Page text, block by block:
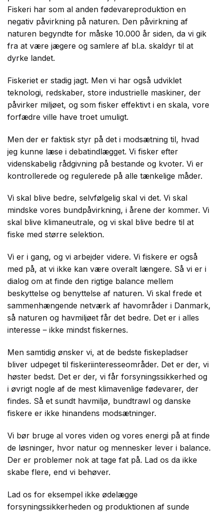
Fiskeri har som al anden fødevareproduktion en
negativ påvirkning på naturen. Den påvirkning af
naturen begyndte for måske 10.000 år siden, da vi gik
fra at være jægere og samlere af bl.a. skaldyr til at
dyrke landet.
Fiskeriet er stadig jagt. Men vi har også udviklet
teknologi, redskaber, store industrielle maskiner, der
påvirker miljøet, og som fisker effektivt i en skala, vore
forfædre ville have troet umuligt.
Men der er faktisk styr på det i modsætning til, hvad
jeg kunne læse i debatindlægget. Vi fisker efter
videnskabelig rådgivning på bestande og kvoter. Vi er
kontrollerede og regulerede på alle tænkelige måder.
Vi skal blive bedre, selvfølgelig skal vi det. Vi skal
mindske vores bundpåvirkning, i årene der kommer. Vi
skal blive klimaneutrale, og vi skal blive bedre til at
fiske med større selektion.
Vi er i gang, og vi arbejder videre. Vi fiskere er også
med på, at vi ikke kan være overalt længere. Så vi er i
dialog om at finde den rigtige balance mellem
beskyttelse og benyttelse af naturen. Vi skal frede et
sammenhængende netværk af havområder i Danmark,
så naturen og havmiljøet får det bedre. Det er i alles
interesse – ikke mindst fiskernes.
Men samtidig ønsker vi, at de bedste fiskepladser
bliver udpeget til fiskeriinteresseområder. Det er der, vi
høster bedst. Det er der, vi får forsyningssikkerhed og
i øvrigt nogle af de mest klimavenlige fødevarer, der
findes. Så et sundt havmiljø, bundtrawl og danske
fiskere er ikke hinandens modsætninger.
Vi bør bruge al vores viden og vores energi på at finde
de løsninger, hvor natur og mennesker lever i balance.
Der er problemer nok at tage fat på. Lad os da ikke
skabe flere, end vi behøver.
Lad os for eksempel ikke ødelægge
forsyningssikkerheden og produktionen af sunde